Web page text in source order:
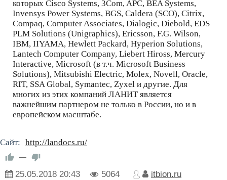
которых Cisco Systems, 3Com, APC, BEA Systems,
Invensys Power Systems, BGS, Caldera (SCO), Citrix,
Compaq, Computer Assoсiates, Dialogic, Diebold, EDS
PLM Solutions (Unigraphics), Ericsson, F.G. Wilson,
IBM, IIYAMA, Hewlett Packard, Hyperion Solutions,
Lantech Computer Company, Liebert Hiross, Mercury
Interactive, Microsoft (в т.ч. Microsoft Business
Solutions), Mitsubishi Electric, Molex, Novell, Oracle,
RIT, SSA Global, Symantec, Zyxel и другие. Для
многих из этих компаний ЛАНИТ является
важнейшим партнером не только в России, но и в
европейском масштабе.
Сайт: http://landocs.ru/
—
25.05.2018 20:43 5064 itbion.ru